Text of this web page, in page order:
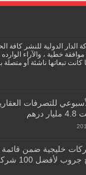
الدار الدولية للنشر كافة
خطية ، والآراء الوارده
تبعاتها ناشئة أو متصلة
للتصرفات
خليجية ضمن